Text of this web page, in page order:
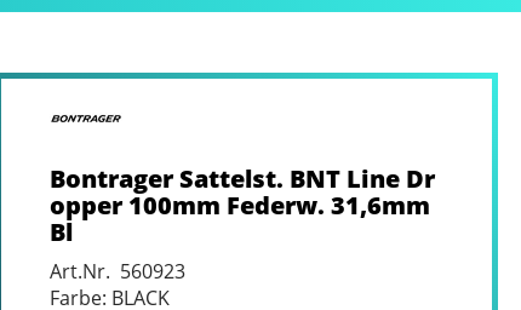
Bontrager Sattelst. BNT Line Dr
opper 100mm Federw. 31,6mm
Bl
Art.Nr. 560923
Farbe: BLACK